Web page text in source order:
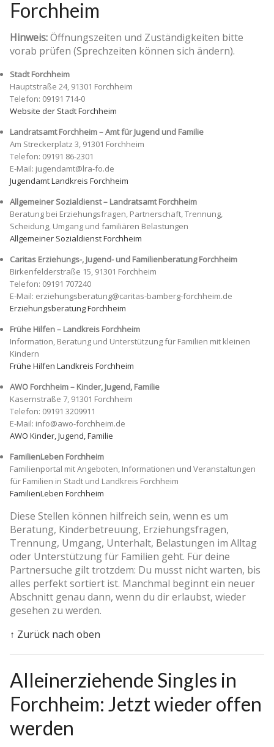
Forchheim
Hinweis:Öffnungszeiten und Zuständigkeiten bitte
vorab prüfen (Sprechzeiten können sich ändern).
Stadt Forchheim
Hauptstraße 24, 91301 Forchheim
Telefon: 09191 714-0
Website der Stadt Forchheim
Landratsamt Forchheim – Amt für Jugend und Familie
Am Streckerplatz 3, 91301 Forchheim
Telefon: 09191 86-2301
E-Mail: jugendamt@lra-fo.de
Jugendamt Landkreis Forchheim
Allgemeiner Sozialdienst – Landratsamt Forchheim
Beratung bei Erziehungsfragen, Partnerschaft, Trennung,
Scheidung, Umgang und familiären Belastungen
Allgemeiner Sozialdienst Forchheim
Caritas Erziehungs-, Jugend- und Familienberatung Forchheim
Birkenfelderstraße 15, 91301 Forchheim
Telefon: 09191 707240
E-Mail: erziehungsberatung@caritas-bamberg-forchheim.de
Erziehungsberatung Forchheim
Frühe Hilfen – Landkreis Forchheim
Information, Beratung und Unterstützung für Familien mit kleinen
Kindern
Frühe Hilfen Landkreis Forchheim
AWO Forchheim – Kinder, Jugend, Familie
Kasernstraße 7, 91301 Forchheim
Telefon: 09191 3209911
E-Mail: info@awo-forchheim.de
AWO Kinder, Jugend, Familie
FamilienLeben Forchheim
Familienportal mit Angeboten, Informationen und Veranstaltungen
für Familien in Stadt und Landkreis Forchheim
FamilienLeben Forchheim
Diese Stellen können hilfreich sein, wenn es um
Beratung, Kinderbetreuung, Erziehungsfragen,
Trennung, Umgang, Unterhalt, Belastungen im Alltag
oder Unterstützung für Familien geht. Für deine
Partnersuche gilt trotzdem: Du musst nicht warten, bis
alles perfekt sortiert ist. Manchmal beginnt ein neuer
Abschnitt genau dann, wenn du dir erlaubst, wieder
gesehen zu werden.
↑ Zurück nach oben
Alleinerziehende Singles in
Forchheim: Jetzt wieder offen
werden